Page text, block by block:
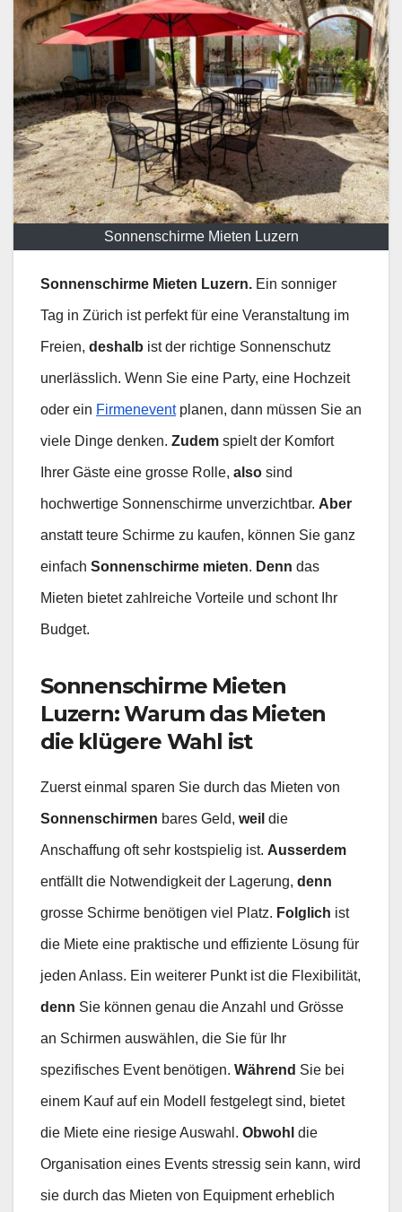
Sonnenschirme Mieten Luzern
Sonnenschirme Mieten Luzern. Ein sonniger
Tag in Zürich ist perfekt für eine Veranstaltung im
Freien, deshalb ist der richtige Sonnenschutz
unerlässlich. Wenn Sie eine Party, eine Hochzeit
oder ein Firmeneventplanen, dann müssen Sie an
viele Dinge denken. Zudem spielt der Komfort
Ihrer Gäste eine grosse Rolle, also sind
hochwertige Sonnenschirme unverzichtbar. Aber
anstatt teure Schirme zu kaufen, können Sie ganz
einfach Sonnenschirme mieten. Denn das
Mieten bietet zahlreiche Vorteile und schont Ihr
Budget.
Sonnenschirme Mieten
Luzern: Warum das Mieten
die klügere Wahl ist
Zuerst einmal sparen Sie durch das Mieten von
Sonnenschirmen bares Geld, weil die
Anschaffung oft sehr kostspielig ist. Ausserdem
entfällt die Notwendigkeit der Lagerung, denn
grosse Schirme benötigen viel Platz. Folglich ist
die Miete eine praktische und effiziente Lösung für
jeden Anlass. Ein weiterer Punkt ist die Flexibilität,
denn Sie können genau die Anzahl und Grösse
an Schirmen auswählen, die Sie für Ihr
spezifisches Event benötigen. Während Sie bei
einem Kauf auf ein Modell festgelegt sind, bietet
die Miete eine riesige Auswahl. Obwohl die
Organisation eines Events stressig sein kann, wird
sie durch das Mieten von Equipment erheblich